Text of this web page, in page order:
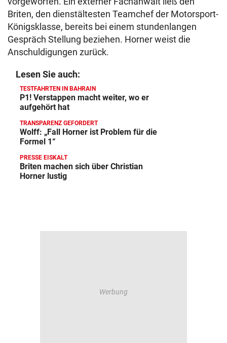
Briten, den dienstältesten Teamchef der Motorsport-
Königsklasse, bereits bei einem stundenlangen
Gespräch Stellung beziehen. Horner weist die
Anschuldigungen zurück.
Lesen Sie auch:
TESTFAHRTEN IN BAHRAIN
P1! Verstappen macht weiter, wo er
aufgehört hat
TRANSPARENZ GEFORDERT
Wolff: „Fall Horner ist Problem für die
Formel 1“
PRESSE EISKALT
Briten machen sich über Christian
Horner lustig